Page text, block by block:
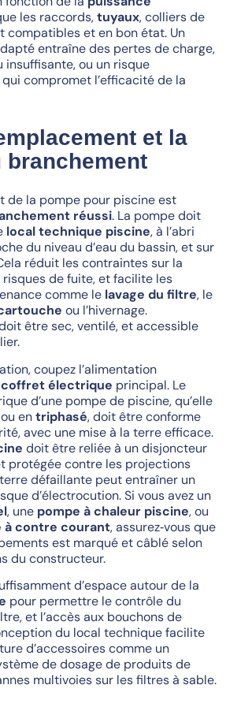
les raccords,tuyaux, colliers de
compatibles et en bon état. Un
entraîne des pertes de charge,
insuffisante, ou un risque
qui compromet l’efficacité de la
et la
branchement
de la pompe pour piscine est
réussi. La pompe doit
local technique piscine, à l’abri
du niveau d’eau du bassin, et sur
réduit les contraintes sur la
de fuite, et facilite les
comme le lavage du filtre, le
ou l’hivernage.
être sec, ventilé, et accessible
coupez l’alimentation
coffret électrique principal. Le
d’une pompe de piscine, qu’elle
ou entriphasé, doit être conforme
avec une mise à la terre efficace.
doit être reliée à un disjoncteur
protégée contre les projections
terre défaillante peut entraîner un
d’électrocution. Si vous avez un
, une pompe à chaleur piscine, ou
à contre courant, assurez‑vous que
est marqué et câblé selon
du constructeur.
d’espace autour de la
pour permettre le contrôle du
et l’accès aux bouchons de
du local technique facilite
d’accessoires comme un
de dosage de produits de
multivoies sur les filtres à sable.